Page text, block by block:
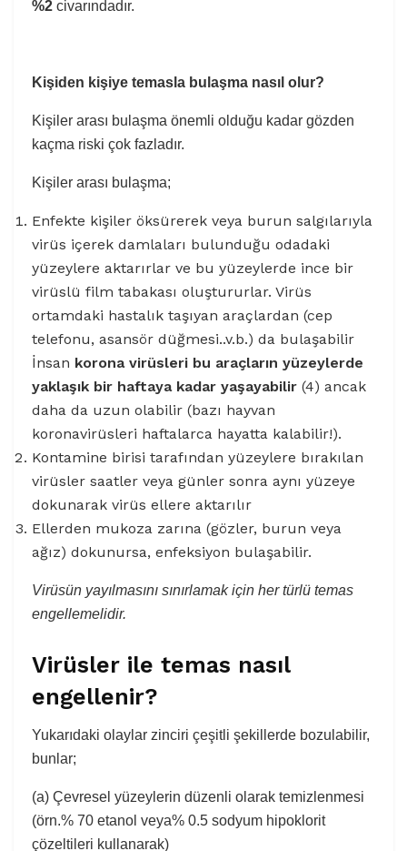
%2 civarındadır.
Kişiden kişiye temasla bulaşma nasıl olur?
Kişiler arası bulaşma önemli olduğu kadar gözden
kaçma riski çok fazladır.
Kişiler arası bulaşma;
Enfekte kişiler öksürerek veya burun salgılarıyla
virüs içerek damlaları bulunduğu odadaki
yüzeylere aktarırlar ve bu yüzeylerde ince bir
virüslü film tabakası oluştururlar. Virüs
ortamdaki hastalık taşıyan araçlardan (cep
telefonu, asansör düğmesi..v.b.) da bulaşabilir
İnsan korona virüsleri bu araçların yüzeylerde
yaklaşık bir haftaya kadar yaşayabilir (4) ancak
daha da uzun olabilir (bazı hayvan
koronavirüsleri haftalarca hayatta kalabilir!).
Kontamine birisi tarafından yüzeylere bırakılan
virüsler saatler veya günler sonra aynı yüzeye
dokunarak virüs ellere aktarılır
Ellerden mukoza zarına (gözler, burun veya
ağız) dokunursa, enfeksiyon bulaşabilir.
Virüsün yayılmasını sınırlamak için her türlü temas
engellemelidir.
Virüsler ile temas nasıl
engellenir?
Yukarıdaki olaylar zinciri çeşitli şekillerde bozulabilir,
bunlar;
(a) Çevresel yüzeylerin düzenli olarak temizlenmesi
(örn.% 70 etanol veya% 0.5 sodyum hipoklorit
çözeltileri kullanarak)